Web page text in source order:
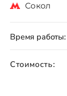
Стоимость:
Время работы:
Сокол